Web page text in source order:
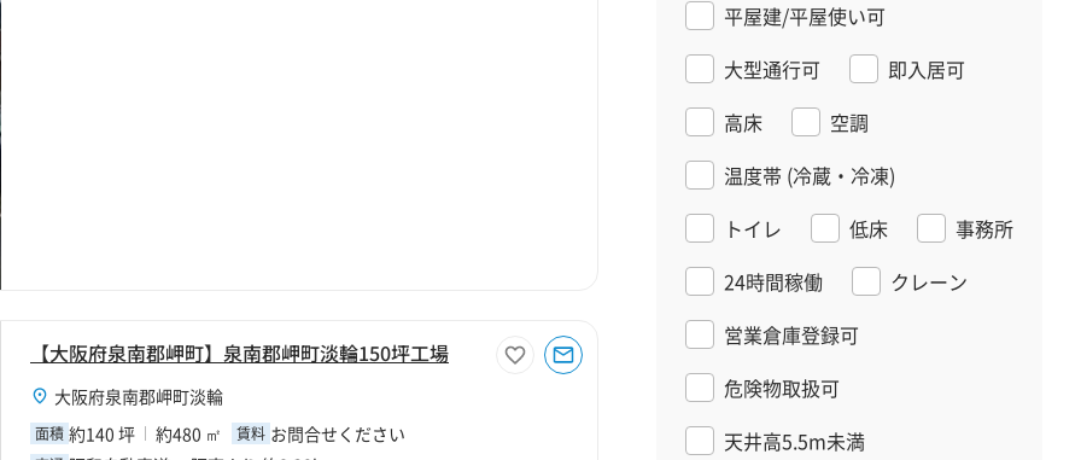
【大阪府泉南郡岬町】泉南郡岬町淡輪150坪工場
大阪府泉南郡岬町淡輪
面積 約140 坪 約480 ㎡ 賃料 お問合せください
平屋建/平屋使い可
大型通行可
即入居可
高床
空調
温度帯 (冷蔵・冷凍)
トイレ
低床
事務所
24時間稼働
クレーン
営業倉庫登録可
危険物取扱可
天井高5.5m未満